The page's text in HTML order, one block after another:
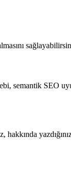
semantik SEO
hakkında